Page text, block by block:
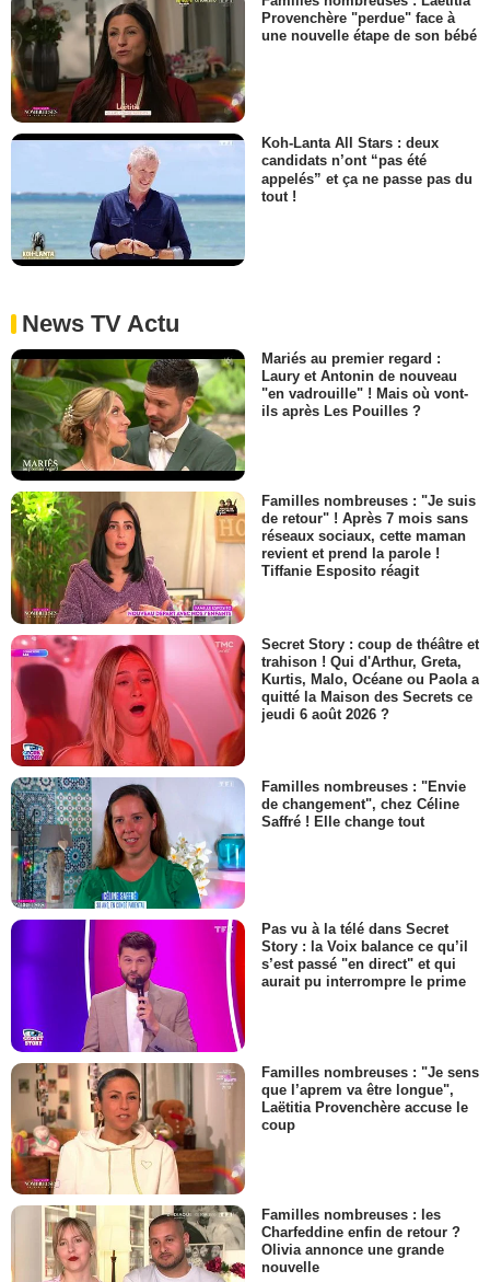
Provenchère "perdue" face à
une nouvelle étape de son bébé
Koh-Lanta All Stars : deux
candidats n’ont “pas été
appelés” et ça ne passe pas du
tout !
News TV Actu
Mariés au premier regard :
Laury et Antonin de nouveau
"en vadrouille" ! Mais où vont-
ils après Les Pouilles ?
Familles nombreuses : "Je suis
de retour" ! Après 7 mois sans
réseaux sociaux, cette maman
revient et prend la parole !
Tiffanie Esposito réagit
Secret Story : coup de théâtre et
trahison ! Qui d'Arthur, Greta,
Kurtis, Malo, Océane ou Paola a
quitté la Maison des Secrets ce
jeudi 6 août 2026 ?
Familles nombreuses : "Envie
de changement", chez Céline
Saffré ! Elle change tout
Pas vu à la télé dans Secret
Story : la Voix balance ce qu’il
s’est passé "en direct" et qui
aurait pu interrompre le prime
Familles nombreuses : "Je sens
que l’aprem va être longue",
Laëtitia Provenchère accuse le
coup
Familles nombreuses : les
Charfeddine enfin de retour ?
Olivia annonce une grande
nouvelle